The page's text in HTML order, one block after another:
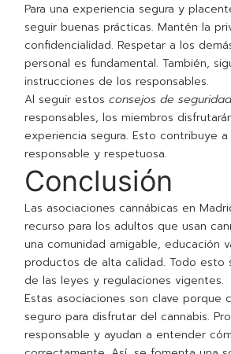
Para una experiencia segura y
seguir buenas prácticas. Mantén la
confidencialidad. Respetar a los
personal es fundamental. También,
instrucciones de los responsables.
Al seguir estosconsejos de
responsables, los miembros
experiencia segura. Esto contribuye
responsable y respetuosa.
Conclusión
Las asociaciones cannábicas en
recurso para los adultos que usan
una comunidad amigable, educación
productos de alta calidad. Todo esto
de las leyes y regulaciones vigentes.
Estas asociaciones son clave porque
seguro para disfrutar del cannabis.
responsable y ayudan a entender